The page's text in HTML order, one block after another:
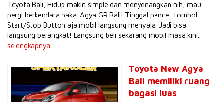
Toyota Bali, Hidup makin simple dan menyenangkan nih, mau
pergi berkendara pakai Agya GR Bali! Tinggal pencet tombol
Start/Stop Button aja mobil langsung menyala. Jadi bisa
langsung berangkat! Langsung beli sekarang mobil masa kini...
selengkapnya
Toyota New Agya
Bali memiliki ruang
bagasi luas